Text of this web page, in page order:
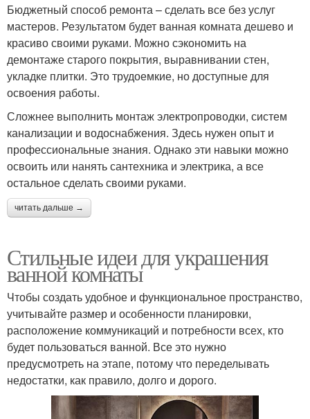
Бюджетный способ ремонта – сделать все без услуг
мастеров. Результатом будет ванная комната дешево и
красиво своими руками. Можно сэкономить на
демонтаже старого покрытия, выравнивании стен,
укладке плитки. Это трудоемкие, но доступные для
освоения работы.
Сложнее выполнить монтаж электропроводки, систем
канализации и водоснабжения. Здесь нужен опыт и
профессиональные знания. Однако эти навыки можно
освоить или нанять сантехника и электрика, а все
остальное сделать своими руками.
читать дальше →
Стильные идеи для украшения
ванной комнаты
Чтобы создать удобное и функциональное пространство,
учитывайте размер и особенности планировки,
расположение коммуникаций и потребности всех, кто
будет пользоваться ванной. Все это нужно
предусмотреть на этапе, потому что переделывать
недостатки, как правило, долго и дорого.